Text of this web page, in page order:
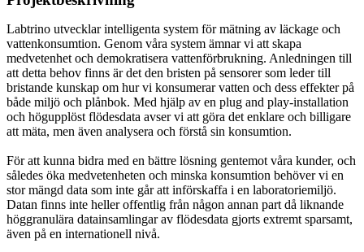
Labtrino utvecklar intelligenta system för mätning av läckage och
vattenkonsumtion. Genom våra system ämnar vi att skapa
medvetenhet och demokratisera vattenförbrukning. Anledningen till
att detta behov finns är det den bristen på sensorer som leder till
bristande kunskap om hur vi konsumerar vatten och dess effekter på
både miljö och plånbok. Med hjälp av en plug and play-installation
och högupplöst flödesdata avser vi att göra det enklare och billigare
att mäta, men även analysera och förstå sin konsumtion.
För att kunna bidra med en bättre lösning gentemot våra kunder, och
således öka medvetenheten och minska konsumtion behöver vi en
stor mängd data som inte går att införskaffa i en laboratoriemiljö.
Datan finns inte heller offentlig från någon annan part då liknande
höggranulära datainsamlingar av flödesdata gjorts extremt sparsamt,
även på en internationell nivå.